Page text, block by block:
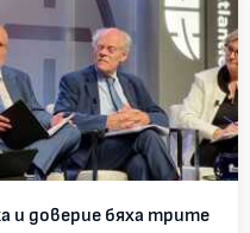
и доверие бяха трите